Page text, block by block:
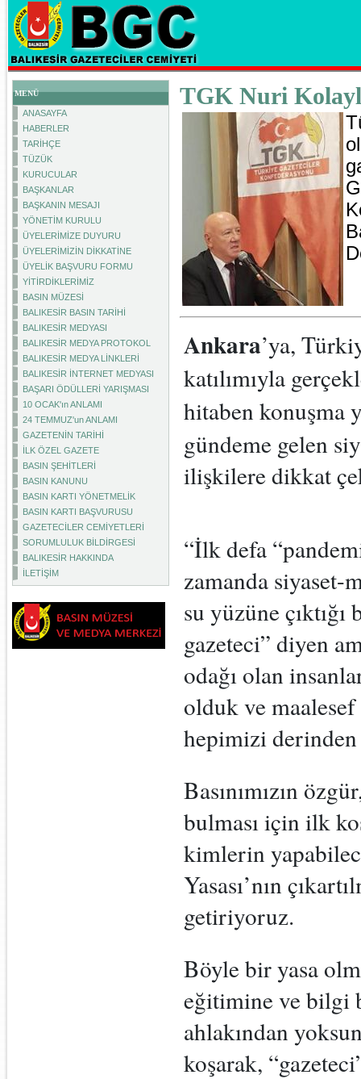
MENÜ
ANASAYFA
HABERLER
TARİHÇE
TÜZÜK
KURUCULAR
BAŞKANLAR
BAŞKANIN MESAJI
YÖNETİM KURULU
ÜYELERİMİZE DUYURU
ÜYELERİMİZİN DİKKATİNE
ÜYELİK BAŞVURU FORMU
YİTİRDİKLERİMİZ
BASIN MÜZESİ
BALIKESİR BASIN TARİHİ
BALIKESİR MEDYASI
BALIKESİR MEDYA PROTOKOL
BALIKESİR MEDYA LİNKLERİ
BALIKESİR İNTERNET MEDYASI
BAŞARI ÖDÜLLERİ YARIŞMASI
10 OCAK'ın ANLAMI
24 TEMMUZ'un ANLAMI
GAZETENİN TARİHİ
İLK ÖZEL GAZETE
BASIN ŞEHİTLERİ
BASIN KANUNU
BASIN KARTI YÖNETMELİK
BASIN KARTI BAŞVURUSU
GAZETECİLER CEMİYETLERİ
SORUMLULUK BİLDİRGESİ
BALIKESİR HAKKINDA
İLETİŞİM
TGK Nuri
Ankara’ya,
katılımıyla
hitaben konuşma
gündeme gelen
ilişkilere dikkat
“İlk defa
zamanda
su yüzüne
gazeteci” diyen
odağı olan
olduk ve
hepimizi derinden
Basınımızın
bulması için ilk
kimlerin
Yasası’nın
getiriyoruz.
Böyle bir yasa
eğitimine ve bilgi
ahlakından
koşarak,